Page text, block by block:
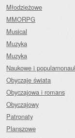
Młodzieżowe
MMORPG
Musical
Muzyka
Muzyka
Naukowe i
Obyczaje świata
Obyczajowa i romans
Obyczajowy
Patronaty
Planszowe